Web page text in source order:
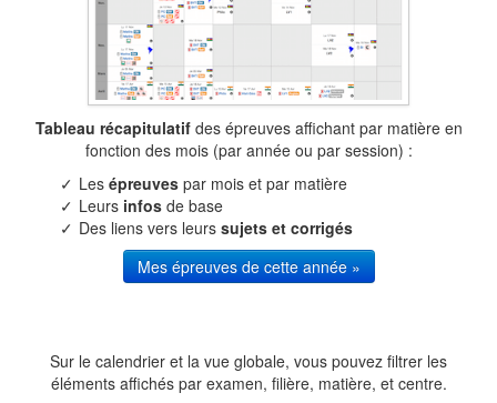
Tableau récapitulatifdes épreuves affichant par matière en
fonction des mois (par année ou par session) :
Lesépreuves par mois et par matière
Leurs infos de base
Des liens vers leurssujets et corrigés
Mes épreuves de cette année »
Sur le calendrier et la vue globale, vous pouvez filtrer les
éléments affichés par examen, filière, matière, et centre.